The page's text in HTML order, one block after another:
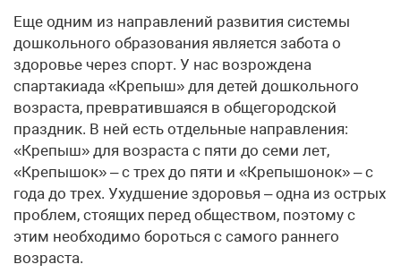
Еще одним из направлений развития системы
дошкольного образования является забота о
здоровье через спорт. У нас возрождена
спартакиада «Крепыш» для детей дошкольного
возраста, превратившаяся в общегородской
праздник. В ней есть отдельные направления:
«Крепыш» для возраста с пяти до семи лет,
«Крепышок» – с трех до пяти и «Крепышонок» – с
года до трех. Ухудшение здоровья – одна из острых
проблем, стоящих перед обществом, поэтому с
этим необходимо бороться с самого раннего
возраста.